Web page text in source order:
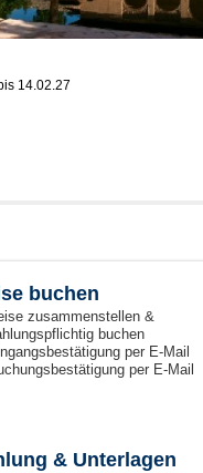
14.02.27
buchen
zusammenstellen &
buchen
per E-Mail
per E-Mail
& Unterlagen